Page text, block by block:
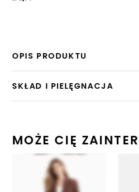
OPIS PRODUKTU
SKŁAD I PIELĘGNACJA
MOŻE CIĘ